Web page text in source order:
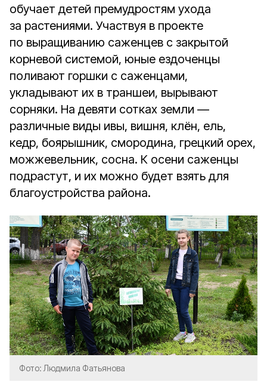
обучает детей премудростям ухода
за растениями. Участвуя в проекте
по выращиванию саженцев с закрытой
корневой системой, юные ездоченцы
поливают горшки с саженцами,
укладывают их в траншеи, вырывают
сорняки. На девяти сотках земли —
различные виды ивы, вишня, клён, ель,
кедр, боярышник, смородина, грецкий орех,
можжевельник, сосна. К осени саженцы
подрастут, и их можно будет взять для
благоустройства района.
Фото: Людмила Фатьянова